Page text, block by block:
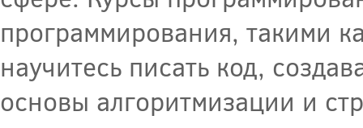
программирования, такими
научитесь писать код,
основы алгоритмизации и